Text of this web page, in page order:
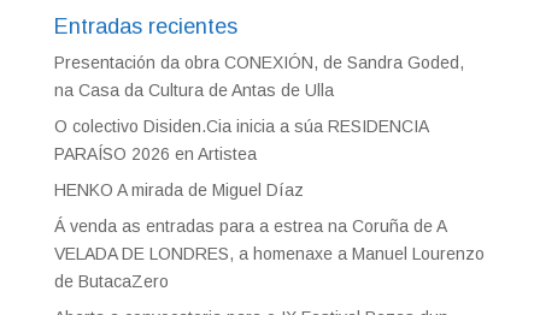
Entradas recientes
Presentación da obra CONEXIÓN, de Sandra Goded,
na Casa da Cultura de Antas de Ulla
O colectivo Disiden.Cia inicia a súa RESIDENCIA
PARAÍSO 2026 en Artistea
HENKO A mirada de Miguel Díaz
Á venda as entradas para a estrea na Coruña de A
VELADA DE LONDRES, a homenaxe a Manuel Lourenzo
de ButacaZero